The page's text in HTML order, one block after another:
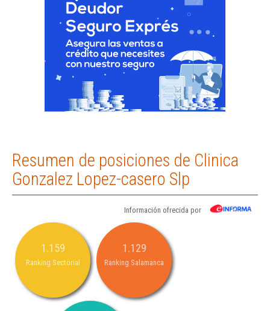
Resumen de posiciones de Clinica
Gonzalez Lopez-casero Slp
Información ofrecida por
1.159
Ranking Sectorial
1.129
Ranking Salamanca